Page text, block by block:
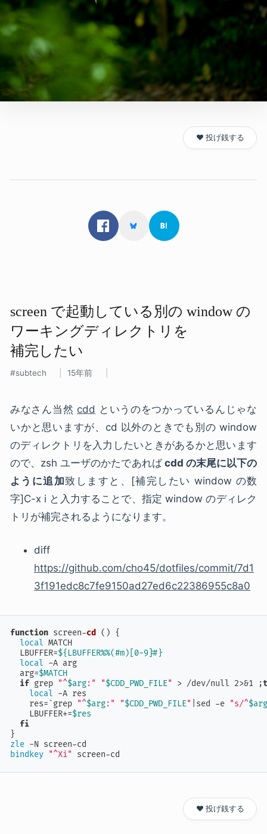
❤️ 投げ銭する
screen で​起動している​別の​ window の​
ワーキングディレクトリを​
補完したい
subtech 15年前
みなさん当然 cdd というのをつかっているんじゃな
いかと思いますが、cd 以外のときでも別の window
のディレクトリを入力したいときがあるかと思います
ので、zsh ユーザのかたであればcdd の末尾に以下の
ように追加致しますと、[補完したい window の数
字]C-x i と入力することで、指定 window のディレク
トリが補完されるようになります。
diff
https://github.com/cho45/dotfiles/commit/7d1
3f191edc8c7fe9150ad27ed6c22386955c8a0
function screen-cd
() {
local MATCH
  LBUFFER=
${LBUFFER%%(#m)[0-9]#}
local -A arg
  arg=
$MATCH
if grep "^$arg:" "$CDD_PWD_FILE" > /dev/null 2>&1 ;
local -A res
    res=`grep
"^$arg:" "$CDD_PWD_FILE" |sed -e "s/^$arg
    LBUFFER+=
$res
fi
zle
bindkey "^Xi" screen-cd
❤️ 投げ銭する